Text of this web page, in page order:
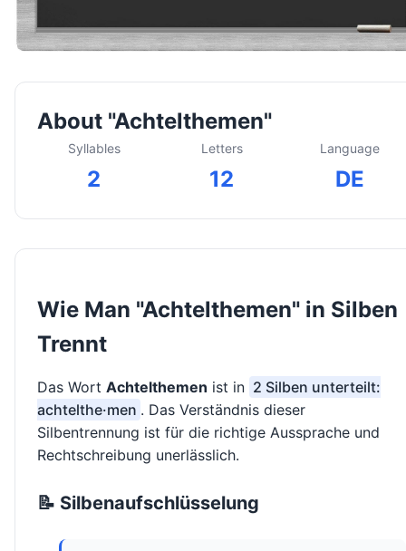
About "Achtelthemen"
Syllables
2
Letters
12
Language
DE
Wie Man "Achtelthemen" in Silben
Trennt
Das Wort Achtelthemen ist in 2 Silben unterteilt:
achtelthe·men . Das Verständnis dieser
Silbentrennung ist für die richtige Aussprache und
Rechtschreibung unerlässlich.
📝 Silbenaufschlüsselung